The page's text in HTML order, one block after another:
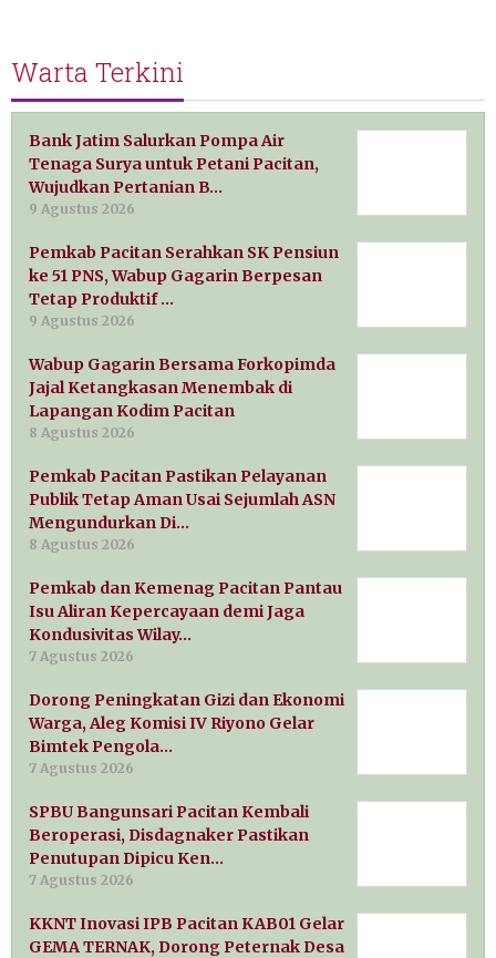
Warta Terkini
Bank Jatim Salurkan Pompa Air
Tenaga Surya untuk Petani Pacitan,
Wujudkan Pertanian B…
9 Agustus 2026
Pemkab Pacitan Serahkan SK Pensiun
ke 51 PNS, Wabup Gagarin Berpesan
Tetap Produktif …
9 Agustus 2026
Wabup Gagarin Bersama Forkopimda
Jajal Ketangkasan Menembak di
Lapangan Kodim Pacitan
8 Agustus 2026
Pemkab Pacitan Pastikan Pelayanan
Publik Tetap Aman Usai Sejumlah ASN
Mengundurkan Di…
8 Agustus 2026
Pemkab dan Kemenag Pacitan Pantau
Isu Aliran Kepercayaan demi Jaga
Kondusivitas Wilay…
7 Agustus 2026
Dorong Peningkatan Gizi dan Ekonomi
Warga, Aleg Komisi IV Riyono Gelar
Bimtek Pengola…
7 Agustus 2026
SPBU Bangunsari Pacitan Kembali
Beroperasi, Disdagnaker Pastikan
Penutupan Dipicu Ken…
7 Agustus 2026
KKNT Inovasi IPB Pacitan KAB01 Gelar
GEMA TERNAK, Dorong Peternak Desa